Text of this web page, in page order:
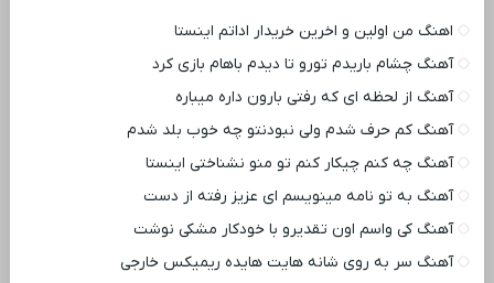
اهنگ من اولین و اخرین خریدار اداتم اینستا
آهنگ چشام باریدم تورو تا دیدم باهام بازی کرد
آهنگ از لحظه ای که رفتی بارون داره میباره
آهنگ کم حرف شدم ولی نبودنتو چه خوب بلد شدم
آهنگ چه کنم چیکار کنم تو منو نشناختی اینستا
آهنگ به تو نامه مینویسم ای عزیز رفته از دست
آهنگ کی واسم اون تقدیرو با خودکار مشکی نوشت
آهنگ سر به روی شانه هایت هایده ریمیکس خارجی